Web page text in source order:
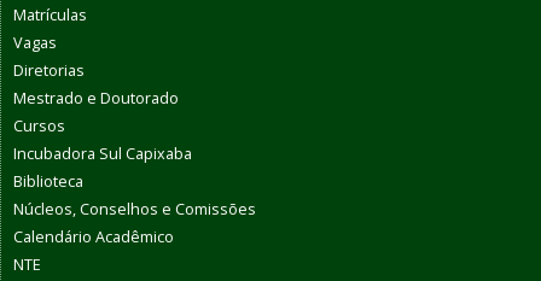
Matrículas
Vagas
Diretorias
Mestrado e Doutorado
Cursos
Incubadora Sul Capixaba
Biblioteca
Núcleos, Conselhos e Comissões
Calendário Acadêmico
NTE